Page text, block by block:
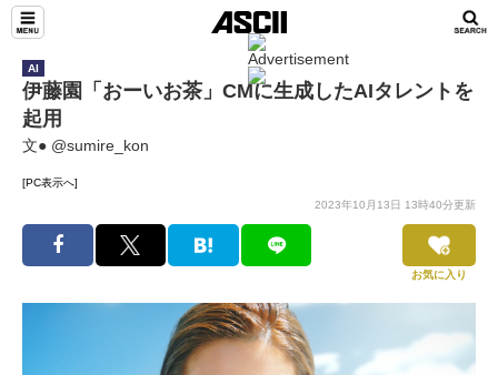
AI
伊藤園「おーいお茶」CMに生成したAIタレントを
起用
文● @sumire_kon
[PC表示へ]
2023年10月13日 13時40分更新
お気に入り